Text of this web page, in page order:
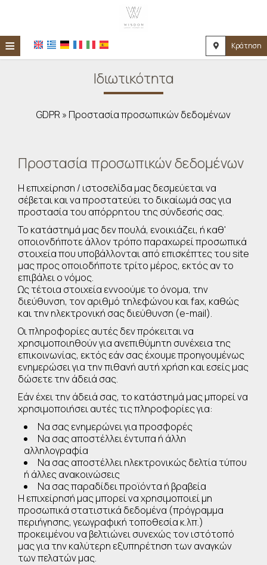
≡ Κράτηση
ΑΡΧΙΚΉ
ΤΟΠΟΘΕΣΊΑ
ΔΙΑΜΟΝΉ
ΦΩΤΟΓΡΑΦΊΕΣ
ΖΉΤΗΣΗ
ΕΠΙΚΟΙΝΩΝΊΑ
Ιδιωτικότητα
GDPR » Προστασία προσωπικών δεδομένων
Προστασία προσωπικών δεδομένων
Η επιχείρηση / ιστοσελίδα μας δεσμεύεται να
σέβεται και να προστατεύει το δικαίωμά σας για
προστασία του απόρρητου της σύνδεσής σας.
Το κατάστημά μας δεν πουλά, ενοικιάζει, ή καθ'
οποιονδήποτε άλλον τρόπο παραχωρεί προσωπικά
στοιχεία που υποβάλλονται από επισκέπτες του site
μας προς οποιοδήποτε τρίτο μέρος, εκτός αν το
επιβάλει ο νόμος.
Ως τέτοια στοιχεία εννοούμε το όνομα, την
διεύθυνση, τον αριθμό τηλεφώνου και fax, καθώς
και την ηλεκτρονική σας διεύθυνση (e-mail).
Οι πληροφορίες αυτές δεν πρόκειται να
χρησιμοποιηθούν για ανεπιθύμητη συνέχεια της
επικοινωνίας, εκτός εάν σας έχουμε προηγουμένως
ενημερώσει για την πιθανή αυτή χρήση και εσείς μας
δώσετε την άδειά σας.
Εάν έχει την άδειά σας, το κατάστημά μας μπορεί να
χρησιμοποιήσει αυτές τις πληροφορίες για:
Να σας ενημερώνει για προσφορές
Να σας αποστέλλει έντυπα ή άλλη
αλληλογραφία
Να σας αποστέλλει ηλεκτρονικώς δελτία τύπου
ή άλλες ανακοινώσεις
Να σας παραδίδει προϊόντα ή βραβεία
Η επιχείρησή μας μπορεί να χρησιμοποιεί μη
προσωπικά στατιστικά δεδομένα (πρόγραμμα
περιήγησης, γεωγραφική τοποθεσία κ.λπ.)
προκειμένου να βελτιώνει συνεχώς τον ιστότοπό
μας για την καλύτερη εξυπηρέτηση των αναγκών
των πελατών μας.